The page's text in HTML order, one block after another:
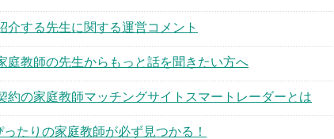
介する先生に関する運営コメント
庭教師の先生からもっと話を聞きたい方へ
約の家庭教師マッチングサイトスマートレーダーとは
ったりの家庭教師が必ず見つかる！